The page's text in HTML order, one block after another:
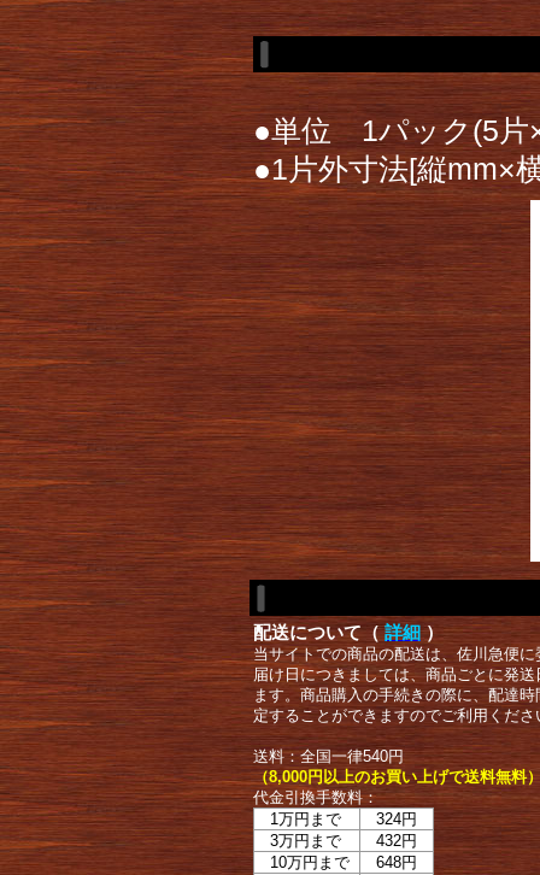
●単位 1パック(5片
●1片外寸法[縦mm×
配送について（ 詳細 ）
当サイトでの商品の配送は、佐川急便
届け日につきましては、商品ごとに発
ます。商品購入の手続きの際に、配達
定することができますのでご利用くださ
送料：全国一律540円
（8,000円以上のお買い上げで送料無料
代金引換手数料：
1万円まで
324円
3万円まで
432円
10万円まで
648円